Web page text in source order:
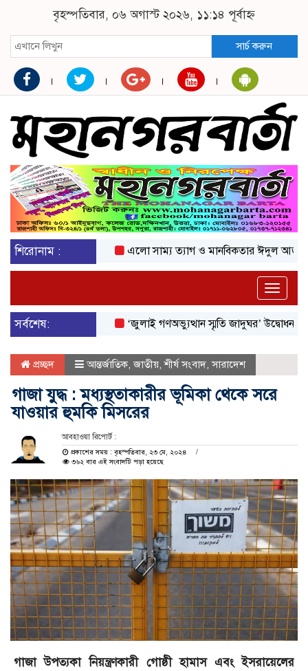
বৃহস্পতিবার, ০৬ অগাস্ট ২০২৬, ১১:১৪ পূর্বাহ্ন
সার্চ করুন
শিরোনাম : এলো সাম্য ত্যাগ ও মানবিকতার ঈদুল আজহা
Toggle
সর্বশেষ:
‘জুলাই গণঅভ্যুত্থান স্মৃতি জাদুঘর’ উদ্বোধন করলেন
প্রচ্ছদ আন্তর্জাতিক,জাতীয়,শীর্ষ সংবাদ,সারাদেশ
গাজা যুদ্ধ : মধ্যস্থতাকারীর ভূমিকা থেকে সরে
যাওয়ার হুমকি মিসরের
আবহাওয়া রিপোর্ট :
প্রকাশের সময় : বৃহস্পতিবার, ২৩ মে, ২০২৪
৩৬২ বার এই সংবাদটি পড়া হয়েছে
গাজা উপত্যকা নিয়ন্ত্রণকারী গোষ্ঠী হামাস এবং ইসরায়েলের